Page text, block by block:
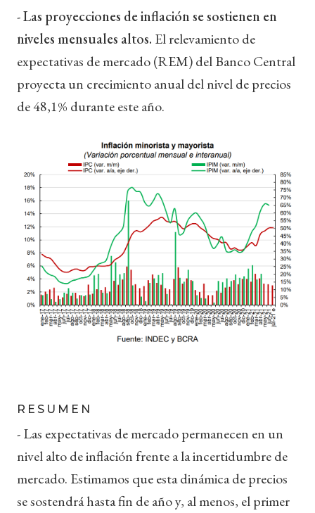
-Las proyecciones de inflación se sostienen en
niveles mensuales altos. El relevamiento de
expectativas de mercado (REM) del Banco Central
proyecta un crecimiento anual del nivel de precios
de 48,1% durante este año.
RESUMEN
- Las expectativas de mercado permanecen en un
nivel alto de inflación frente a la incertidumbre de
mercado. Estimamos que esta dinámica de precios
se sostendrá hasta fin de año y, al menos, el primer